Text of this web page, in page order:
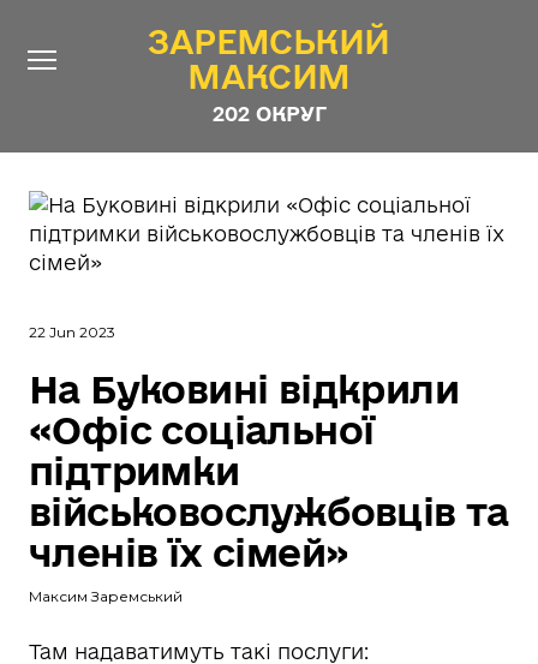
ЗАРЕМСЬКИЙ
МАКСИМ
202 ОКРУГ
ЗАРЕМСЬКИЙ
МАКСИМ
202 ОКРУГ
Новини
Контакти
Програма
Анонімні опитування
22 Jun 2023
На Буковині відкрили
«Офіс соціальної
підтримки
військовослужбовців та
членів їх сімей»
Максим Заремський
Там надаватимуть такі послуги: